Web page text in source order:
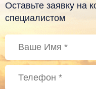
Оставьте заявку на
специалистом